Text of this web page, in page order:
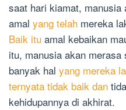
saat hari kiamat, manusia
amal yang telah mereka
Baik itu amal kebaikan
itu, manusia akan
banyak hal yang mereka
ternyata tidak baik dan
kehidupannya di akhirat.